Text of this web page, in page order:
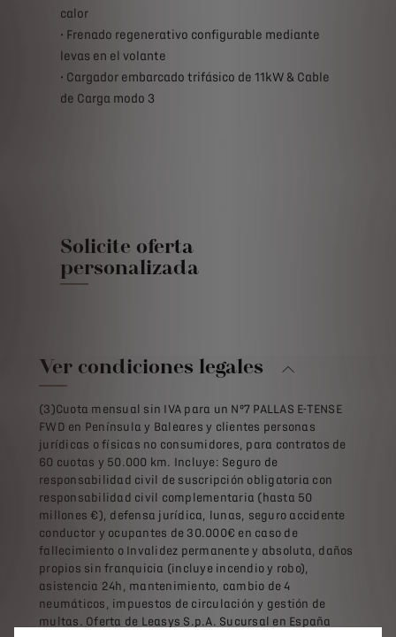
calor
• Frenado regenerativo configurable mediante
levas en el volante
• Cargador embarcado trifásico de 11kW & Cable
de Carga modo 3
Solicite oferta
personalizada
Ver condiciones legales
(3)Cuota mensual sin IVA para un Nº7 PALLAS E-TENSE
FWD en Península y Baleares y clientes personas
jurídicas o físicas no consumidores, para contratos de
60 cuotas y 50.000 km. Incluye: Seguro de
responsabilidad civil de suscripción obligatoria con
responsabilidad civil complementaria (hasta 50
millones €), defensa jurídica, lunas, seguro accidente
conductor y ocupantes de 30.000€ en caso de
fallecimiento o Invalidez permanente y absoluta, daños
propios sin franquicia (incluye incendio y robo),
asistencia 24h, mantenimiento, cambio de 4
neumáticos, impuestos de circulación y gestión de
multas. Oferta de Leasys S.p.A. Sucursal en España